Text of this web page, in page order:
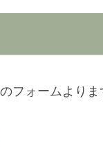
フォームよりま